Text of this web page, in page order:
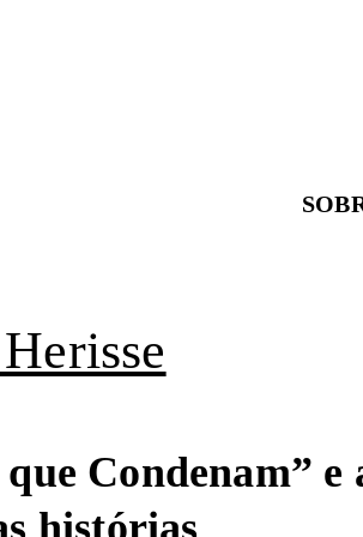
Condenam”
histórias